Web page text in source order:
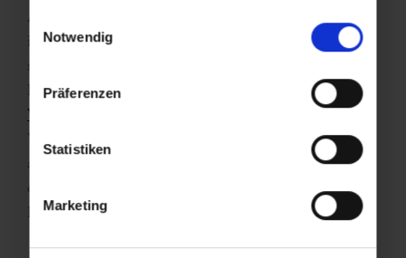
Nutzung der Dienste gesammelt haben.
Einwilligungsauswahl
Notwendig
Präferenzen
Statistiken
Marketing
Ab dem 1. Mai 2025
innovative Möglichkeit, umweltfreundlich und
stressfrei nach
Landesgrenze
öffentlichen
Verkehrsmitteln
kostenfrei weiter nach Gastein.
Vor Ort profitieren Sie zudem von einem gut
ausgebauten Netz an Bussen und Bahnen, die Sie zu
den schönsten Plätzen und
Sehenswürdigkeiten der
Regionbringen.